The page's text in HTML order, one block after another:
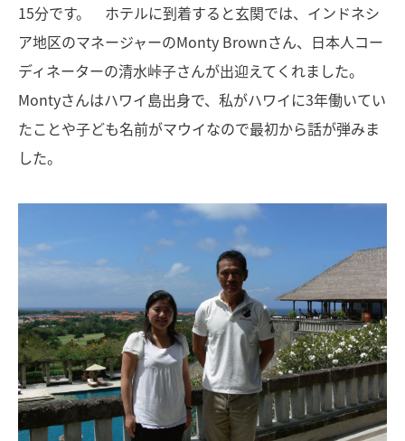
15分です。 ホテルに到着すると玄関では、インドネシ
ア地区のマネージャーのMonty Brownさん、日本人コー
ディネーターの清水峠子さんが出迎えてくれました。
Montyさんはハワイ島出身で、私がハワイに3年働いてい
たことや子ども名前がマウイなので最初から話が弾みま
した。